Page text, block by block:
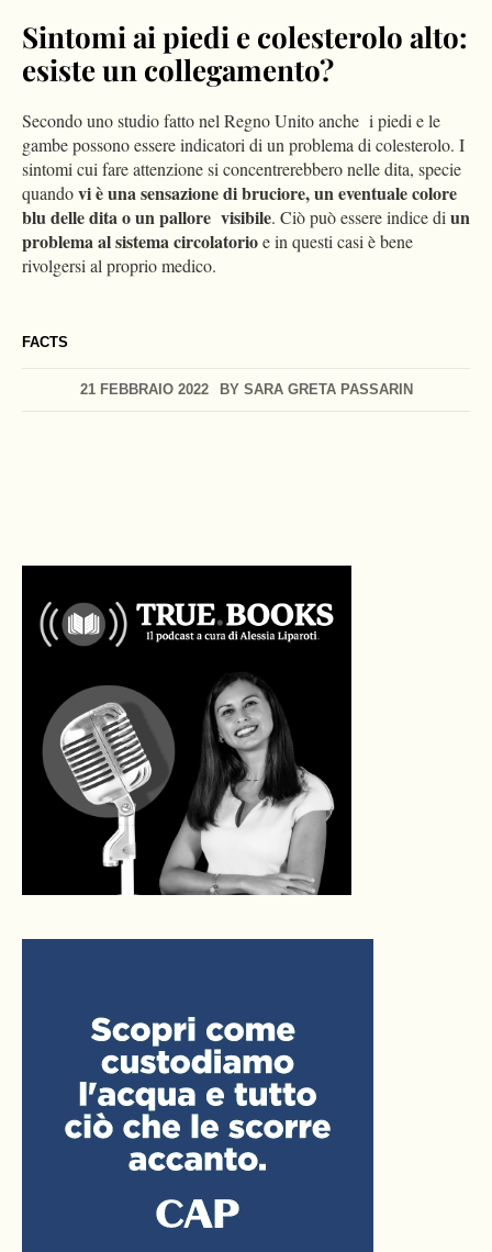
FACTS
21 FEBBRAIO 2022 BY SARA GRETA PASSARIN
Sintomi ai piedi e colesterolo alto:
esiste un collegamento?
Secondo uno studio fatto nel Regno Unito anche i piedi e le
gambe possono essere indicatori di un problema di colesterolo. I
sintomi cui fare attenzione si concentrerebbero nelle dita, specie
quandovi è una sensazione di bruciore, un eventuale colore
blu delle dita o un pallore visibile. Ciò può essere indice diun
problema al sistema circolatorioe in questi casi è bene
rivolgersi al proprio medico.